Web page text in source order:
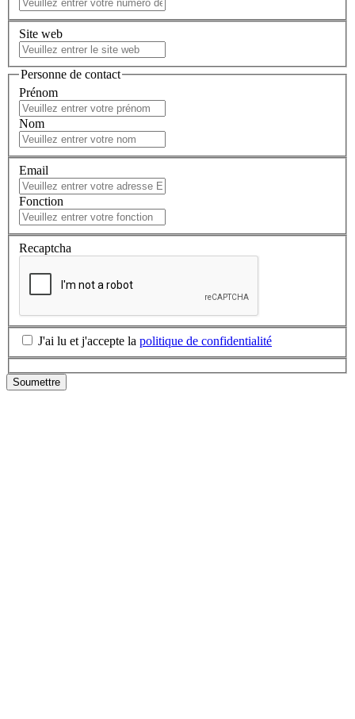
Site web
Personne de contact
Prénom
Nom
Email
Fonction
Recaptcha
J'ai lu et j'accepte la politique de confidentialité